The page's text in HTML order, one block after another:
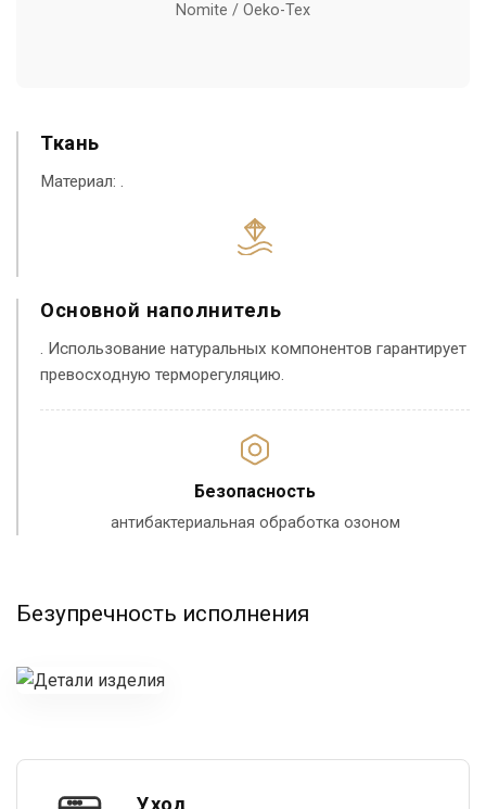
Nomite / Oeko-Tex
Ткань
Материал: .
Основной наполнитель
. Использование натуральных компонентов гарантирует
превосходную терморегуляцию.
Безопасность
антибактериальная обработка озоном
Безупречность исполнения
Уход